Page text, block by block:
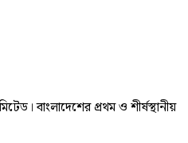
বাংলাদেশের প্রথম ও শীর্ষস্থানীয়